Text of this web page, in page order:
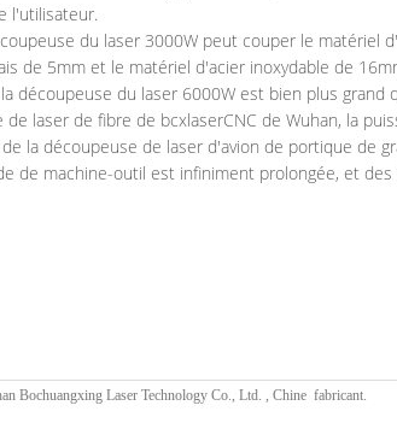
l'utilisateur.
du laser 3000W peut couper le matériel
de 5mm et le matériel d'acier inoxydable de
du laser 6000W est bien plus grand
laser de fibre de bcxlaserCNC de Wuhan, la
la découpeuse de laser d'avion de portique de
de machine-outil est infiniment prolongée, et